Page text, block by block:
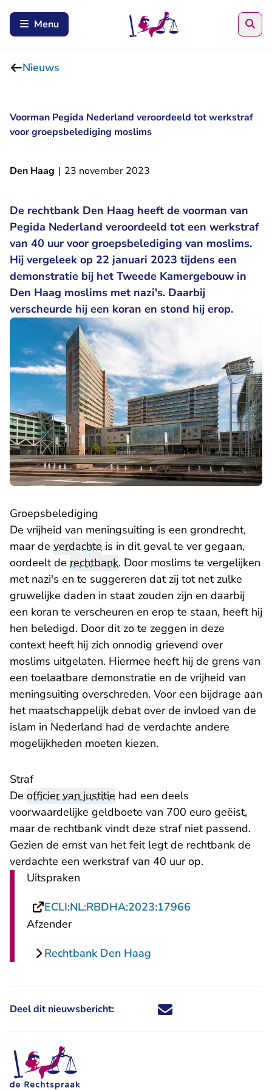
Menu
Nieuws
Voorman Pegida Nederland veroordeeld tot werkstraf
voor groepsbelediging moslims
Den Haag | 23 november 2023
De rechtbank Den Haag heeft de voorman van
Pegida Nederland veroordeeld tot een werkstraf
van 40 uur voor groepsbelediging van moslims.
Hij vergeleek op 22 januari 2023 tijdens een
demonstratie bij het Tweede Kamergebouw in
Den Haag moslims met nazi's. Daarbij
verscheurde hij een koran en stond hij erop.
Groepsbelediging
De vrijheid van meningsuiting is een grondrecht,
maar de verdachte is in dit geval te ver gegaan,
oordeelt de rechtbank. Door moslims te vergelijken
met nazi's en te suggereren dat zij tot net zulke
gruwelijke daden in staat zouden zijn en daarbij
een koran te verscheuren en erop te staan, heeft hij
hen beledigd. Door dit zo te zeggen in deze
context heeft hij zich onnodig grievend over
moslims uitgelaten. Hiermee heeft hij de grens van
een toelaatbare demonstratie en de vrijheid van
meningsuiting overschreden. Voor een bijdrage aan
het maatschappelijk debat over de invloed van de
islam in Nederland had de verdachte andere
mogelijkheden moeten kiezen.
Straf
De officier van justitie had een deels
voorwaardelijke geldboete van 700 euro geëist,
maar de rechtbank vindt deze straf niet passend.
Gezien de ernst van het feit legt de rechtbank de
verdachte een werkstraf van 40 uur op.
Uitspraken
ECLI:NL:RBDHA:2023:17966
Afzender
Rechtbank Den Haag
Deel dit nieuwsbericht: Deel dit nieuwsbericht via X -
Deel dit nieuwsbericht via
Deel dit nieuwsbericht
Deel dit